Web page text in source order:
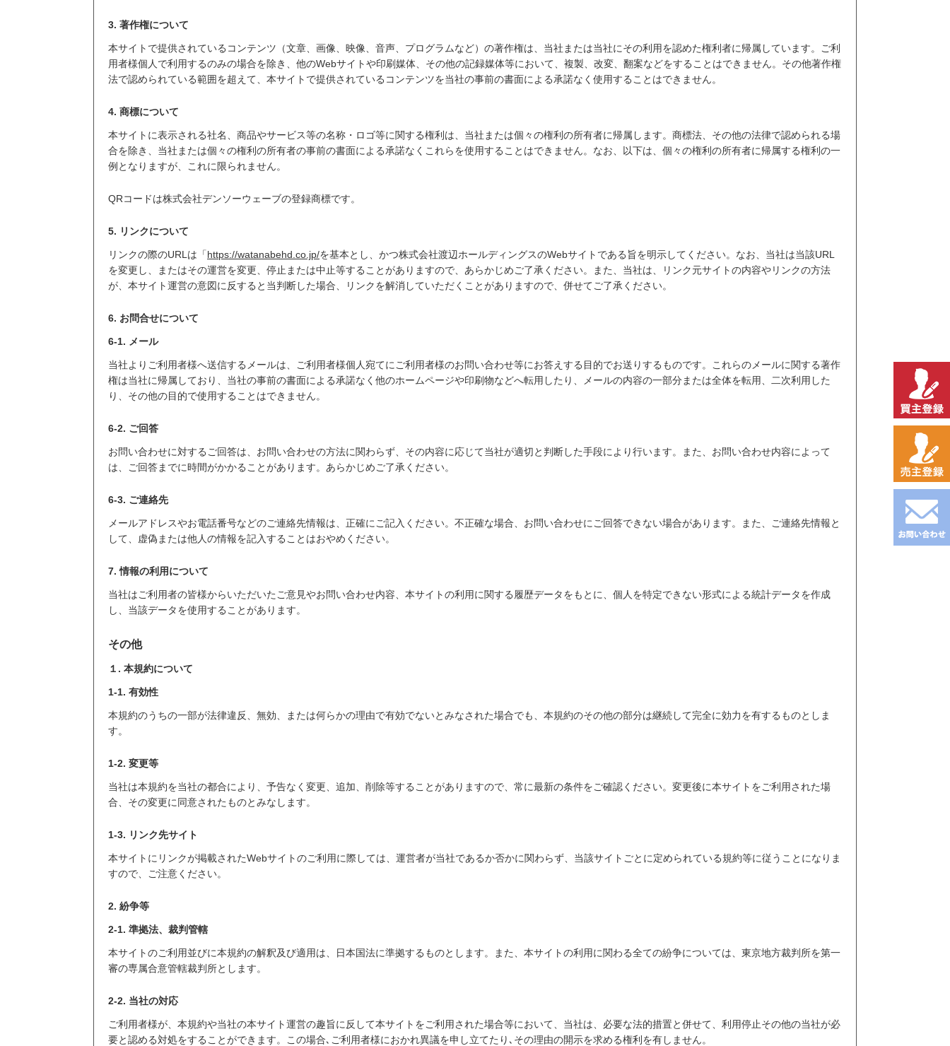
3. 著作権について
本サイトで提供されているコンテンツ（文章、画像、映像、音声、プログラムなど）の著作権は、当社または当社にその利用を認めた権利者に帰属しています。ご利
用者様個人で利用するのみの場合を除き、他のWebサイトや印刷媒体、その他の記録媒体等において、複製、改変、翻案などをすることはできません。その他著作権
法で認められている範囲を超えて、本サイトで提供されているコンテンツを当社の事前の書面による承諾なく使用することはできません。
4. 商標について
本サイトに表示される社名、商品やサービス等の名称・ロゴ等に関する権利は、当社または個々の権利の所有者に帰属します。商標法、その他の法律で認められる場
合を除き、当社または個々の権利の所有者の事前の書面による承諾なくこれらを使用することはできません。なお、以下は、個々の権利の所有者に帰属する権利の一
例となりますが、これに限られません。
QRコードは株式会社デンソーウェーブの登録商標です。
5. リンクについて
リンクの際のURLは「https://watanabehd.co.jp/を基本とし、かつ株式会社渡辺ホールディングスのWebサイトである旨を明示してください。なお、当社は当該URL
を変更し、またはその運営を変更、停止または中止等することがありますので、あらかじめご了承ください。また、当社は、リンク元サイトの内容やリンクの方法
が、本サイト運営の意図に反すると当判断した場合、リンクを解消していただくことがありますので、併せてご了承ください。
6. お問合せについて
6-1. メール
当社よりご利用者様へ送信するメールは、ご利用者様個人宛てにご利用者様のお問い合わせ等にお答えする目的でお送りするものです。これらのメールに関する著作
権は当社に帰属しており、当社の事前の書面による承諾なく他のホームページや印刷物などへ転用したり、メールの内容の一部分または全体を転用、二次利用した
り、その他の目的で使用することはできません。
6-2. ご回答
お問い合わせに対するご回答は、お問い合わせの方法に関わらず、その内容に応じて当社が適切と判断した手段により行います。また、お問い合わせ内容によって
は、ご回答までに時間がかかることがあります。あらかじめご了承ください。
6-3. ご連絡先
メールアドレスやお電話番号などのご連絡先情報は、正確にご記入ください。不正確な場合、お問い合わせにご回答できない場合があります。また、ご連絡先情報と
して、虚偽または他人の情報を記入することはおやめください。
7. 情報の利用について
当社はご利用者の皆様からいただいたご意見やお問い合わせ内容、本サイトの利用に関する履歴データをもとに、個人を特定できない形式による統計データを作成
し、当該データを使用することがあります。
その他
１. 本規約について
1-1. 有効性
本規約のうちの一部が法律違反、無効、または何らかの理由で有効でないとみなされた場合でも、本規約のその他の部分は継続して完全に効力を有するものとしま
す。
1-2. 変更等
当社は本規約を当社の都合により、予告なく変更、追加、削除等することがありますので、常に最新の条件をご確認ください。変更後に本サイトをご利用された場
合、その変更に同意されたものとみなします。
1-3. リンク先サイト
本サイトにリンクが掲載されたWebサイトのご利用に際しては、運営者が当社であるか否かに関わらず、当該サイトごとに定められている規約等に従うことになりま
すので、ご注意ください。
2. 紛争等
2-1. 準拠法、裁判管轄
本サイトのご利用並びに本規約の解釈及び適用は、日本国法に準拠するものとします。また、本サイトの利用に関わる全ての紛争については、東京地方裁判所を第一
審の専属合意管轄裁判所とします。
2-2. 当社の対応
ご利用者様が、本規約や当社の本サイト運営の趣旨に反して本サイトをご利用された場合等において、当社は、必要な法的措置と併せて、利用停止その他の当社が必
要と認める対処をすることができます。この場合､ご利用者様におかれ異議を申し立てたり､その理由の開示を求める権利を有しません。